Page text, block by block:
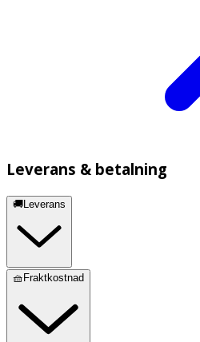
Leverans & betalning
🚚Leverans
🧺Fraktkostnad